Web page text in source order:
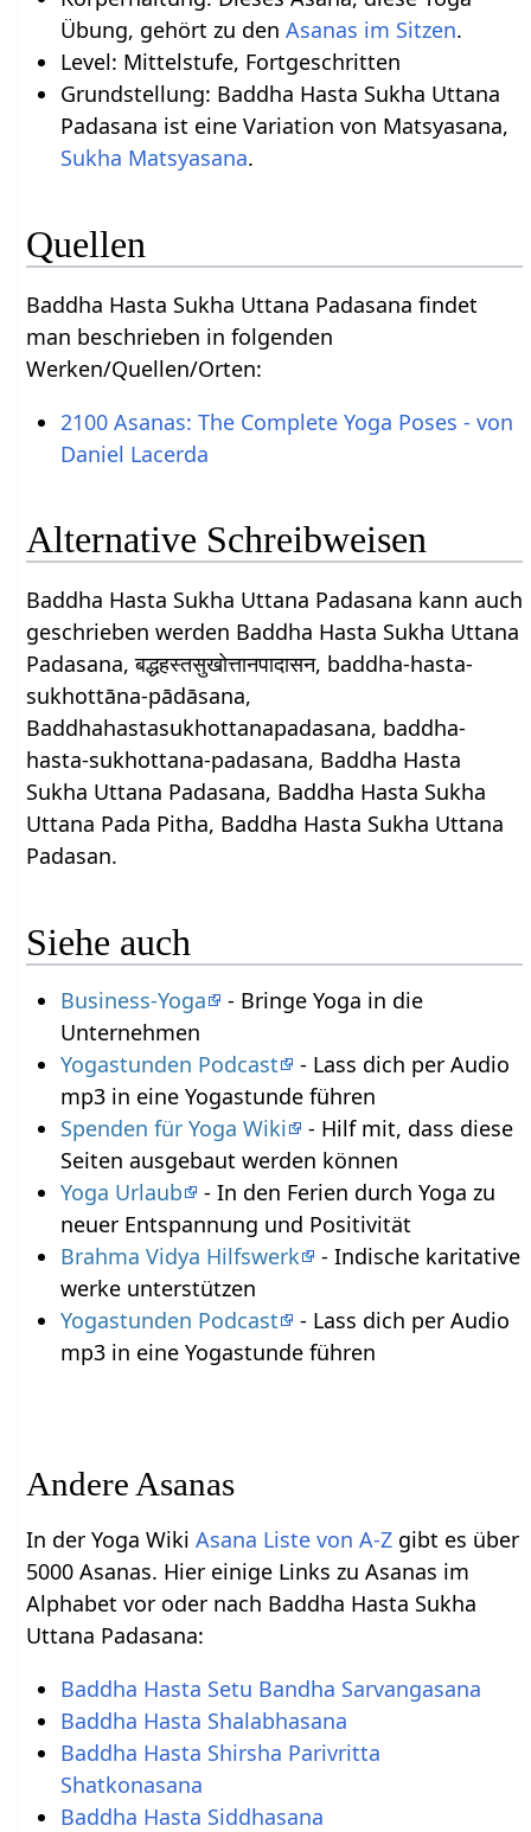
Übung, gehört zu den Asanas im Sitzen.
Level: Mittelstufe, Fortgeschritten
Grundstellung: Baddha Hasta Sukha Uttana
Padasana ist eine Variation von Matsyasana,
Sukha Matsyasana.
Quellen
Baddha Hasta Sukha Uttana Padasana findet
man beschrieben in folgenden
Werken/Quellen/Orten:
2100 Asanas: The Complete Yoga Poses - von
Daniel Lacerda
Alternative Schreibweisen
Baddha Hasta Sukha Uttana Padasana kann auch
geschrieben werden Baddha Hasta Sukha Uttana
Padasana, बद्धहस्तसुखोत्तानपादासन, baddha-hasta-
sukhottāna-pādāsana,
Baddhahastasukhottanapadasana, baddha-
hasta-sukhottana-padasana, Baddha Hasta
Sukha Uttana Padasana, Baddha Hasta Sukha
Uttana Pada Pitha, Baddha Hasta Sukha Uttana
Padasan.
Siehe auch
Business-Yoga
- Bringe Yoga in die
Unternehmen
Yogastunden Podcast
- Lass dich per Audio
mp3 in eine Yogastunde führen
Spenden für Yoga Wiki
- Hilf mit, dass diese
Seiten ausgebaut werden können
Yoga Urlaub
- In den Ferien durch Yoga zu
neuer Entspannung und Positivität
Brahma Vidya Hilfswerk
- Indische karitative
werke unterstützen
Yogastunden Podcast
- Lass dich per Audio
mp3 in eine Yogastunde führen
Andere Asanas
In der Yoga WikiAsana Liste von A-Z gibt es über
5000 Asanas. Hier einige Links zu Asanas im
Alphabet vor oder nach Baddha Hasta Sukha
Uttana Padasana:
Baddha Hasta Setu Bandha Sarvangasana
Baddha Hasta Shalabhasana
Baddha Hasta Shirsha Parivritta
Shatkonasana
Baddha Hasta Siddhasana